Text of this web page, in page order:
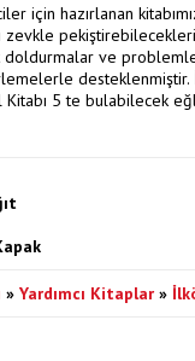
için hazırlanan
zevkle
doldurmalar ve
desteklenmiştir.
5 te bulabilecek
» Yardımcı Kitaplar »